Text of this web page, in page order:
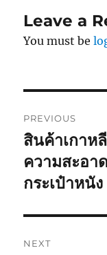
Leave a
You must be
PREVIOUS
Previous
post:
สินค้าเกาห
ความสะอา
กระเป๋าหนั
NEXT